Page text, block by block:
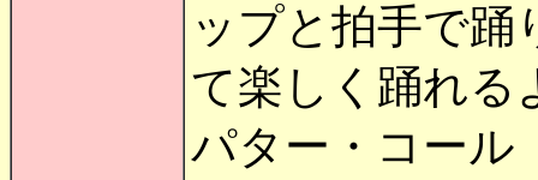
ップと拍手で
て楽しく踊れる
パター・コール